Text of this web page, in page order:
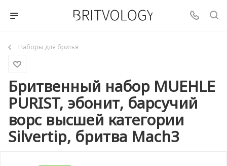
Наборы для бритья
Бритвенный набор MUEHLE
PURIST, эбонит, барсучий
ворс высшей категории
Silvertip, бритва Mach3